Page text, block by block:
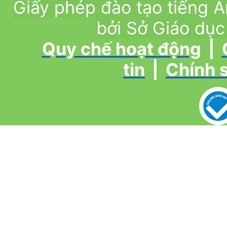
Giấy phép đào tạo tiếng
bởi Sở Giáo
Quy chế hoạt động
tin
Chính